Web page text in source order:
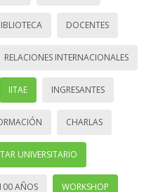
DOCENTES
RELACIONES INTERNACIONALES
IITAE INGRESANTES
CHARLAS
UNIVERSITARIO
AÑOS WORKSHOP